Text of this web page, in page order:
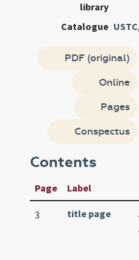
library
Catalogue USTC,
PDF (original)
Online
Pages
Conspectus
Contents
Page Label
3 title page